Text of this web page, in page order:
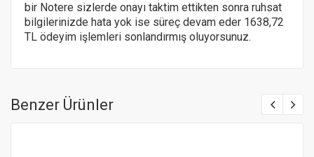
bir Notere sizlerde onayı taktim ettikten sonra ruhsat
bilgilerinizde hata yok ise süreç devam eder 1638,72
TL ödeyim işlemleri sonlandırmış oluyorsunuz.
Benzer Ürünler